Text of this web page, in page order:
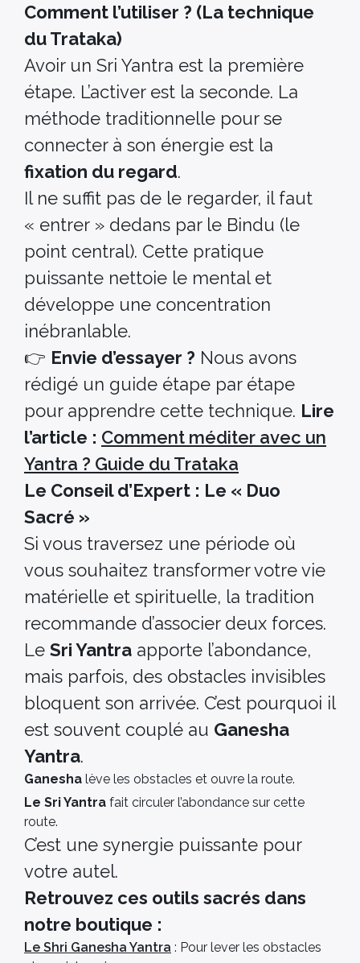
Comment l’utiliser ? (La technique
du Trataka)
Avoir un Sri Yantra est la première
étape. L’activer est la seconde. La
méthode traditionnelle pour se
connecter à son énergie est la
fixation du regard.
Il ne suffit pas de le regarder, il faut
« entrer » dedans par le Bindu (le
point central). Cette pratique
puissante nettoie le mental et
développe une concentration
inébranlable.
👉 Envie d’essayer ? Nous avons
rédigé un guide étape par étape
pour apprendre cette technique. Lire
l’article : Comment méditer avec un
Yantra ? Guide du Trataka
Le Conseil d’Expert : Le « Duo
Sacré »
Si vous traversez une période où
vous souhaitez transformer votre vie
matérielle et spirituelle, la tradition
recommande d’associer deux forces.
Le Sri Yantra apporte l’abondance,
mais parfois, des obstacles invisibles
bloquent son arrivée. C’est pourquoi il
est souvent couplé au Ganesha
Yantra.
Ganesha lève les obstacles et ouvre la route.
Le Sri Yantra fait circuler l’abondance sur cette
route.
C’est une synergie puissante pour
votre autel.
Retrouvez ces outils sacrés dans
notre boutique :
Le Shri Ganesha Yantra : Pour lever les obstacles